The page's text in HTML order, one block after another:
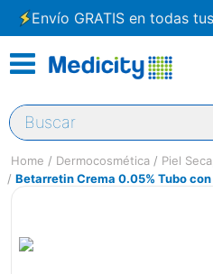
Envío GRATIS en todas
Buscar
Dermocosmética
Piel
Betarretin Crema 0.05% Tubo